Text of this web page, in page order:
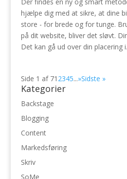
hjælpe dig med at sikre, at dine
store - for brede og for tunge.
på dit website, bliver det sløvt.
Det kan gå ud over din placering
Side 1 af 71 2345...»Sidste »
Kategorier
Backstage
Blogging
Content
Markedsføring
Skriv
SoMe